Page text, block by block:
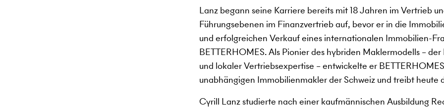
Lanz begann seine Karriere bereits mit 18 Jahren im Vertrieb
Führungsebenen im Finanzvertrieb auf, bevor er in die
und erfolgreichen Verkauf eines internationalen Immobilien-
BETTERHOMES. Als Pionier des hybriden Maklermodells –
und lokaler Vertriebsexpertise – entwickelte er
unabhängigen Immobilienmakler der Schweiz und treibt heute
Cyrill Lanz studierte nach einer kaufmännischen Ausbildung